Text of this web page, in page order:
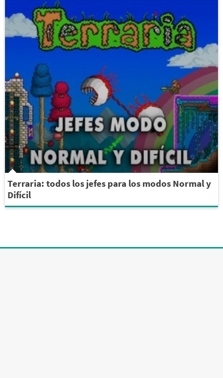
Terraria: todos los jefes para los modos Normal y
Difícil